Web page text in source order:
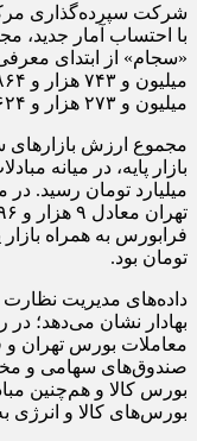
شرکت سپرده‌گذاری
با احتساب آمار جدید،
میلیون و ۲۷۳ هزار و ۶۲۴ نفر نیز احراز هویت نهایی را انجام داده‌اند.
مجموع ارزش بازارهای
میلیارد تومان رسید.
تومان بود.
داده‌های مدیریت
معاملات بورس‌ تهران
صندوق‌های سهامی و
بورس کالا و هم‌چنین
بورس‌های کالا و انرژی به ۴۱ هزار و ۹۳۳ میلیارد تومان